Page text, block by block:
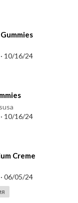
· 10/16/24
· 10/16/24
Creme
· 06/05/24